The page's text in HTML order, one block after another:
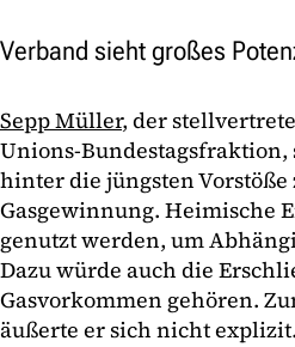
Verband sieht großes
Sepp Müller, der
Unions-
hinter die jüngsten Vorstöße
Gasgewinnung. Heimische
genutzt werden, um
Dazu würde auch die
Gasvorkommen gehören.
äußerte er sich nicht explizit.